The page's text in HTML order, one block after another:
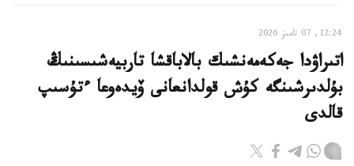
12:24, 07 تامىز 2026
اتىراۋدا جەكەمەنشىك بالاباقشا تاربيەشىسىنىڭ
بۇلدىرشىنگە كۇش قولدانعانى ۆيدەوعا ءتۇسىپ
قالدى